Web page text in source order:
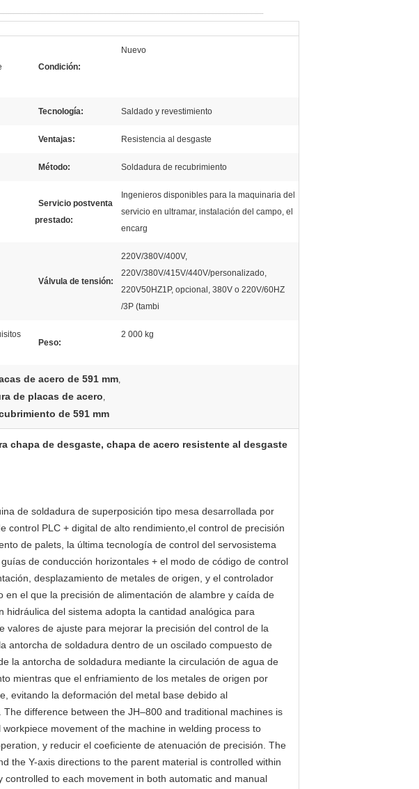
Condición:
Nuevo
Tecnología: Saldado y revestimiento
Ventajas: Resistencia al desgaste
Método: Soldadura de recubrimiento
Servicio postventa
prestado:
Ingenieros disponibles para la maquinaria del
servicio en ultramar, instalación del campo, el
encarg
Válvula de tensión:
220V/380V/400V,
220V/380V/415V/440V/personalizado,
220V50HZ1P, opcional, 380V o 220V/60HZ
/3P (tambi
Peso:
2 000 kg
de acero de 591 mm,
de placas de acero,
de 591 mm
chapa de desgaste, chapa de acero resistente al desgaste
de soldadura de superposición tipo mesa desarrollada por
control PLC + digital de alto rendimiento,el control de precisión
de palets, la última tecnología de control del servosistema
de conducción horizontales + el modo de código de control
desplazamiento de metales de origen, y el controlador
en el que la precisión de alimentación de alambre y caída de
del sistema adopta la cantidad analógica para
valores de ajuste para mejorar la precisión del control de la
antorcha de soldadura dentro de un oscilado compuesto de
la antorcha de soldadura mediante la circulación de agua de
mientras que el enfriamiento de los metales de origen por
evitando la deformación del metal base debido al
difference between the JH–800 and traditional machines is
movement of the machine in welding process to
y reducir el coeficiente de atenuación de precisión. The
the Y-axis directions to the parent material is controlled within
to each movement in both automatic and manual